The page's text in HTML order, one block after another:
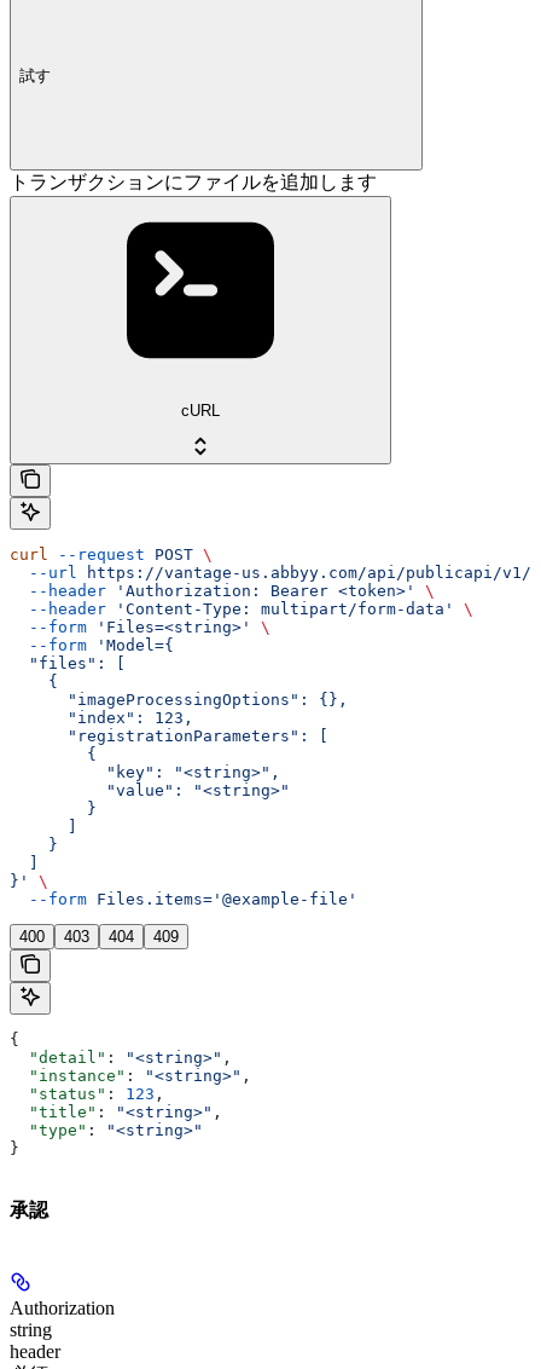
試す
トランザクションにファイルを追加します
cURL
curl --request POST \
  --url
https://vantage-us.abbyy.com/api/publicapi/
  --header
'Authorization: Bearer <token>'
\
  --header
'Content-Type: multipart/form-data'
\
  --form
'Files=<string>'
\
  --form
'Model={
  "files": [
    {
      "imageProcessingOptions": {},
      "index": 123,
      "registrationParameters": [
        {
          "key": "<string>",
          "value": "<string>"
        }
    }
}'
\
  --form
Files.items='@example-file'
400 403 404 409
{
  "detail"
: "<string>" ,
  "instance"
: "<string>" ,
  "status"
: 123 ,
  "title"
: "<string>" ,
  "type"
:
"<string>"
}
承認
Authorization
string
header